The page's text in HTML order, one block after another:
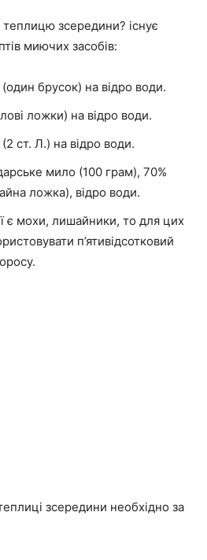
зсередини? існує
миючих засобів:
брусок) на відро води.
ложки) на відро води.
ст. Л.) на відро води.
мило (100 грам), 70%
ложка), відро води.
є мохи, лишайники, то для цих
п’ятивідсотковий
зсередини необхідно за